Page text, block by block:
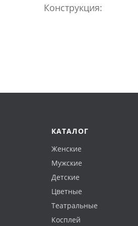
Конструкция:
КАТАЛОГ
Женские
Мужские
Детские
Цветные
Театральные
Косплей